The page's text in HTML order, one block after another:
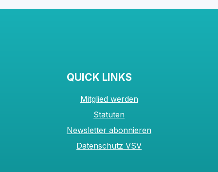
QUICK LINKS
Mitglied werden
Statuten
Newsletter abonnieren
Datenschutz VSV